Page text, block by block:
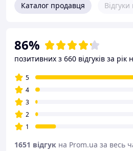
Каталог продавця
86%
позитивних з 660 відгуків за рік
5
4
3
2
1
1651 відгук на Prom.ua за весь